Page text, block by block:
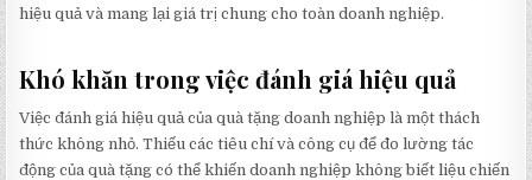
hiệu quả và mang lại giá trị chung cho toàn doanh nghiệp.
Khó khăn trong việc đánh giá hiệu quả
Việc đánh giá hiệu quả của quà tặng doanh nghiệp là một thách
thức không nhỏ. Thiếu các tiêu chí và công cụ để đo lường tác
động của quà tặng có thể khiến doanh nghiệp không biết liệu chiến